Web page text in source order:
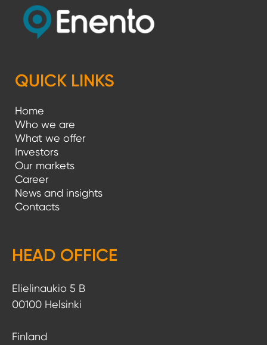
QUICK LINKS
Home
Who we are
What we offer
Investors
Our markets
Career
News and insights
Contacts
HEAD OFFICE
Elielinaukio 5 B
00100 Helsinki
Finland